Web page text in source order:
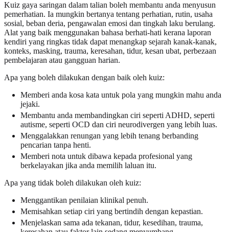
Kuiz gaya saringan dalam talian boleh membantu anda menyusun
pemerhatian. Ia mungkin bertanya tentang perhatian, rutin, usaha
sosial, beban deria, pengawalan emosi dan tingkah laku berulang.
Alat yang baik menggunakan bahasa berhati-hati kerana laporan
kendiri yang ringkas tidak dapat menangkap sejarah kanak-kanak,
konteks, masking, trauma, keresahan, tidur, kesan ubat, perbezaan
pembelajaran atau gangguan harian.
Apa yang boleh dilakukan dengan baik oleh kuiz:
Memberi anda kosa kata untuk pola yang mungkin mahu anda
jejaki.
Membantu anda membandingkan ciri seperti ADHD, seperti
autisme, seperti OCD dan ciri neurodivergen yang lebih luas.
Menggalakkan renungan yang lebih tenang berbanding
pencarian tanpa henti.
Memberi nota untuk dibawa kepada profesional yang
berkelayakan jika anda memilih laluan itu.
Apa yang tidak boleh dilakukan oleh kuiz:
Menggantikan penilaian klinikal penuh.
Memisahkan setiap ciri yang bertindih dengan kepastian.
Menjelaskan sama ada tekanan, tidur, kesedihan, trauma,